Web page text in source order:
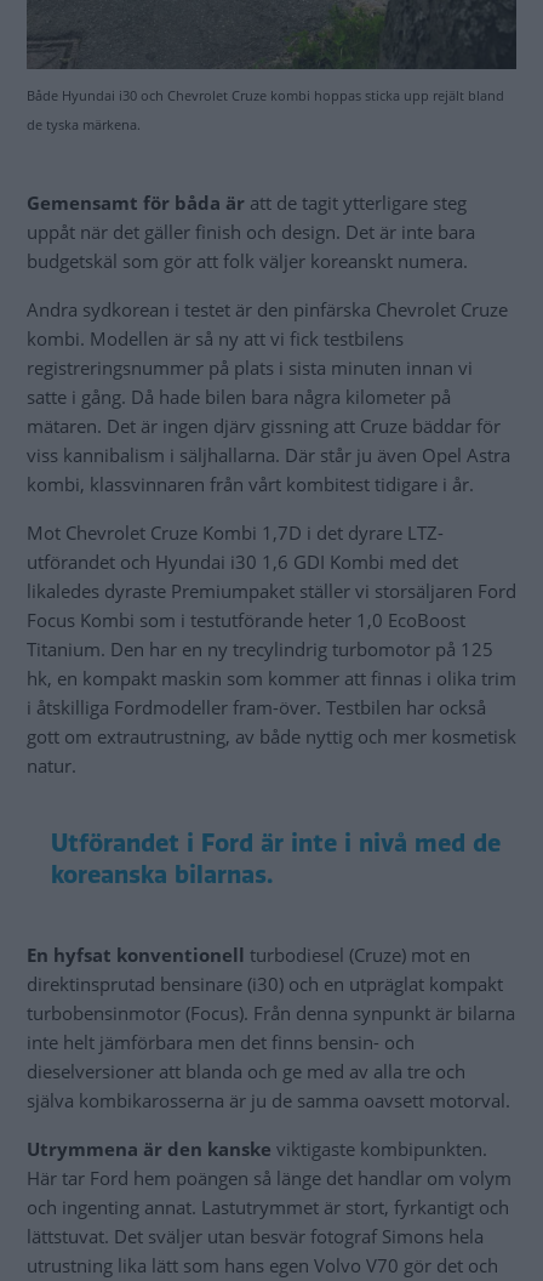
Både Hyundai i30 och Chevrolet Cruze kombi hoppas sticka upp rejält bland
de tyska märkena.
Gemensamt för båda är att de tagit ytterligare steg
uppåt när det gäller finish och design. Det är inte bara
budgetskäl som gör att folk väljer koreanskt numera.
Andra sydkorean i testet är den pinfärska Chevrolet Cruze
kombi. Modellen är så ny att vi fick testbilens
registreringsnummer på plats i sista minuten innan vi
satte i gång. Då hade bilen bara några kilometer på
mätaren. Det är ingen djärv gissning att Cruze bäddar för
viss kannibalism i säljhallarna. Där står ju även Opel Astra
kombi, klassvinnaren från vårt kombitest tidigare i år.
Mot Chevrolet Cruze Kombi 1,7D i det dyrare LTZ-
utförandet och Hyundai i30 1,6 GDI Kombi med det
likaledes dyraste Premiumpaket ställer vi storsäljaren Ford
Focus Kombi som i testutförande heter 1,0 EcoBoost
Titanium. Den har en ny trecylindrig turbomotor på 125
hk, en kompakt maskin som kommer att finnas i olika trim
i åtskilliga Fordmodeller fram-över. Testbilen har också
gott om extrautrustning, av både nyttig och mer kosmetisk
natur.
Utförandet i Ford är inte i nivå med de
koreanska bilarnas.
En hyfsat konventionell turbodiesel (Cruze) mot en
direktinsprutad bensinare (i30) och en utpräglat kompakt
turbobensinmotor (Focus). Från denna synpunkt är bilarna
inte helt jämförbara men det finns bensin- och
dieselversioner att blanda och ge med av alla tre och
själva kombikarosserna är ju de samma oavsett motorval.
Utrymmena är den kanske viktigaste kombipunkten.
Här tar Ford hem poängen så länge det handlar om volym
och ingenting annat. Lastutrymmet är stort, fyrkantigt och
lättstuvat. Det sväljer utan besvär fotograf Simons hela
utrustning lika lätt som hans egen Volvo V70 gör det och